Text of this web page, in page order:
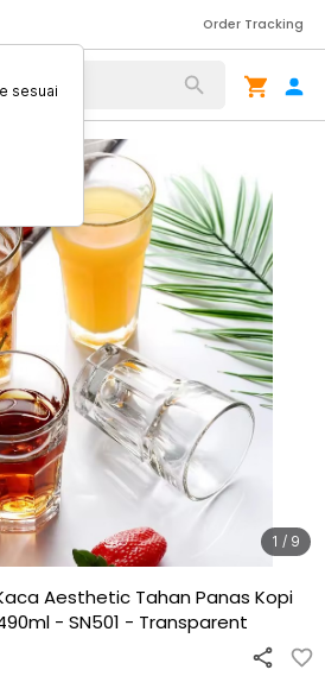
Order Tracking
1 / 9
Aesthetic Tahan Panas Kopi
- SN501 - Transparent
sesuai